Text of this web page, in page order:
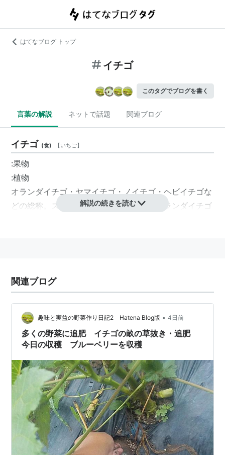
はてなブログ トップ
イチゴ
このタグでブログを書く
言葉の解説 ネットで話題 関連ブログ
イチゴ (食) 【いちご】
:果物
:植物
オランダイチゴ・ヤマイチゴ・ノイチゴ・ヘビイチゴな
どの総称。ストロベリー。普通は食用のオランダイチゴ
クをひっくりかえして、裏側も見ること。
表がキレイでも、裏側がけっこう腐っていたり、熟れて
いなかったりする。
ひっくり返す時気をつけるのは、表のセロファンを手の
ひらで押さえること。誤ってイチゴを落とさないよう
に。
解説の続きを読む
関連ブログ
趣味と実益の野菜作り日記2 Hatena Blog版 • 4日前
多くの野菜に追肥 イチゴの畝の草抜き・追肥
今日の収穫 ブルーベリーを収穫